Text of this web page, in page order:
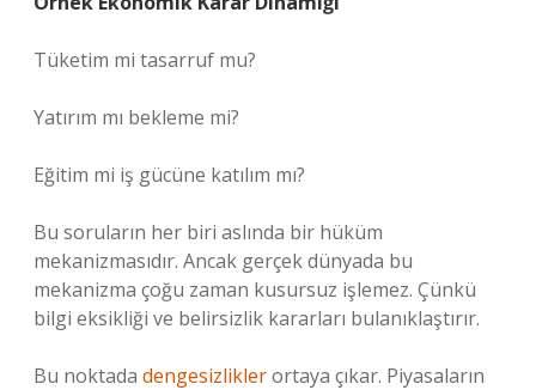
Tüketim mi tasarruf mu?
Yatırım mı bekleme mi?
Eğitim mi iş gücüne katılım mı?
Bu soruların her biri aslında bir hüküm
mekanizmasıdır. Ancak gerçek dünyada bu
mekanizma çoğu zaman kusursuz işlemez. Çünkü
bilgi eksikliği ve belirsizlik kararları bulanıklaştırır.
Bu noktada dengesizliklerortaya çıkar. Piyasaların